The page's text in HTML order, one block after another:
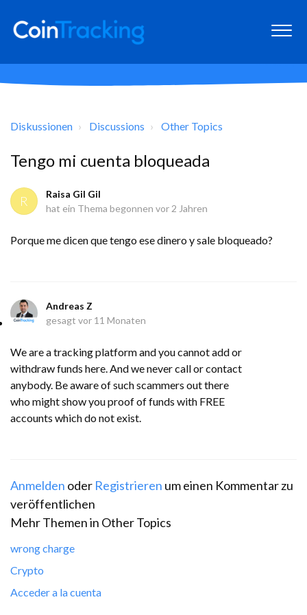
Diskussionen Discussions Other Topics
Tengo mi cuenta bloqueada
R
Raisa Gil Gil
hat ein Thema begonnen vor 2 Jahren
Porque me dicen que tengo ese dinero y sale bloqueado?
Andreas Z
gesagt vor 11 Monaten
We are a tracking platform and you cannot add or
withdraw funds here. And we never call or contact
anybody. Be aware of such scammers out there
who might show you proof of funds with FREE
accounts which do not exist.
Anmelden oder Registrieren um einen Kommentar zu
veröffentlichen
Mehr Themen in Other Topics
wrong charge
Crypto
Acceder a la cuenta